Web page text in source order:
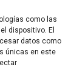
como las
dispositivo. El
datos como
únicas en este